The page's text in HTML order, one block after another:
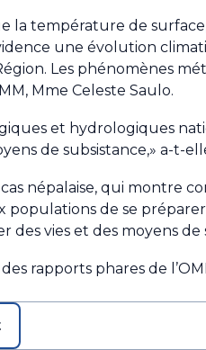
la température de
une évolution
Les phénomènes
Mme Celeste Saulo.
et hydrologiques
de subsistance,» a-t-
népalaise, qui montre
de se
vies et des moyens de
rapports phares de